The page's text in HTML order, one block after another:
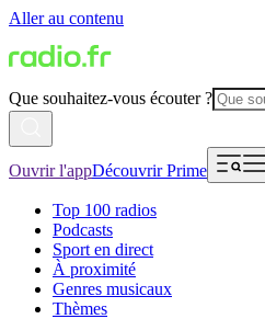
Aller au contenu
Que souhaitez-vous écouter ?
Ouvrir l'appDécouvrir Prime
Top 100 radios
Podcasts
Sport en direct
À proximité
Genres musicaux
Thèmes